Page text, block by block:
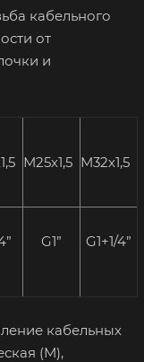
кабельного
от
и
М25х1,5 М32х1,5
G1” G1+1/4”
кабельных
(М),